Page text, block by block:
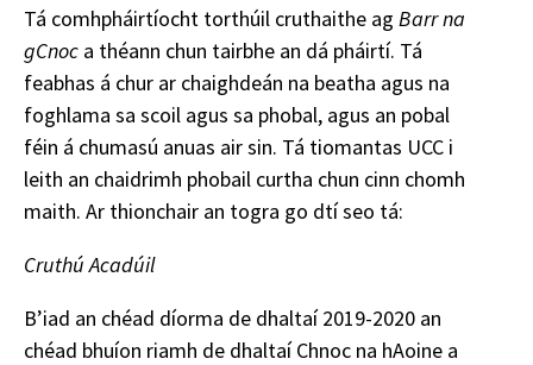
Tá comhpháirtíocht torthúil cruthaithe ag Barr na
gCnoc a théann chun tairbhe an dá pháirtí. Tá
feabhas á chur ar chaighdeán na beatha agus na
foghlama sa scoil agus sa phobal, agus an pobal
féin á chumasú anuas air sin. Tá tiomantas UCC i
leith an chaidrimh phobail curtha chun cinn chomh
maith. Ar thionchair an togra go dtí seo tá:
Cruthú Acadúil
B’iad an chéad díorma de dhaltaí 2019-2020 an
chéad bhuíon riamh de dhaltaí Chnoc na hAoine a